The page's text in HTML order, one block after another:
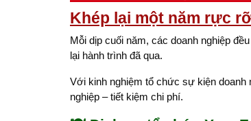
Khép lại một năm rực
Mỗi dịp cuối năm, các doanh nghiệp
lại hành trình đã qua.
Với kinh nghiệm tổ chức sự kiện doanh
nghiệp – tiết kiệm chi phí.